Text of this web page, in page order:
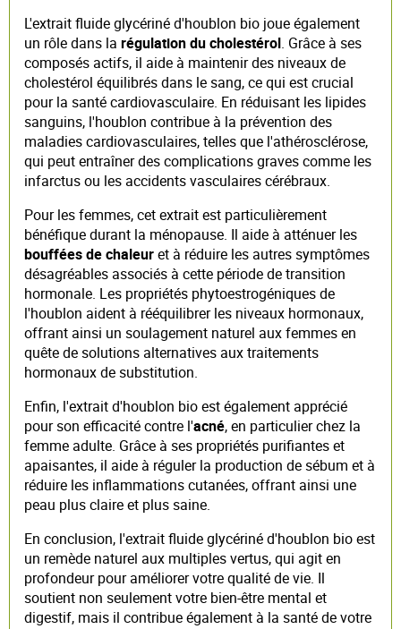
L'extrait fluide glycériné d'houblon bio joue également
un rôle dans la régulation du cholestérol. Grâce à ses
composés actifs, il aide à maintenir des niveaux de
cholestérol équilibrés dans le sang, ce qui est crucial
pour la santé cardiovasculaire. En réduisant les lipides
sanguins, l'houblon contribue à la prévention des
maladies cardiovasculaires, telles que l'athérosclérose,
qui peut entraîner des complications graves comme les
infarctus ou les accidents vasculaires cérébraux.
Pour les femmes, cet extrait est particulièrement
bénéfique durant la ménopause. Il aide à atténuer les
bouffées de chaleuret à réduire les autres symptômes
désagréables associés à cette période de transition
hormonale. Les propriétés phytoestrogéniques de
l'houblon aident à rééquilibrer les niveaux hormonaux,
offrant ainsi un soulagement naturel aux femmes en
quête de solutions alternatives aux traitements
hormonaux de substitution.
Enfin, l'extrait d'houblon bio est également apprécié
pour son efficacité contre l'acné, en particulier chez la
femme adulte. Grâce à ses propriétés purifiantes et
apaisantes, il aide à réguler la production de sébum et à
réduire les inflammations cutanées, offrant ainsi une
peau plus claire et plus saine.
En conclusion, l'extrait fluide glycériné d'houblon bio est
un remède naturel aux multiples vertus, qui agit en
profondeur pour améliorer votre qualité de vie. Il
soutient non seulement votre bien-être mental et
digestif, mais il contribue également à la santé de votre